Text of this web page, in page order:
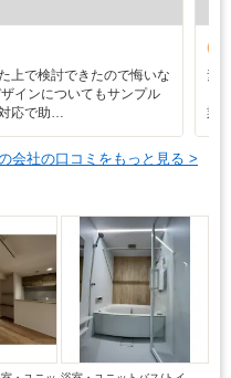
上で検討できたので悔いな
インについてもサンプル
応で助…
素
業
会社の口コミをもっと見る >